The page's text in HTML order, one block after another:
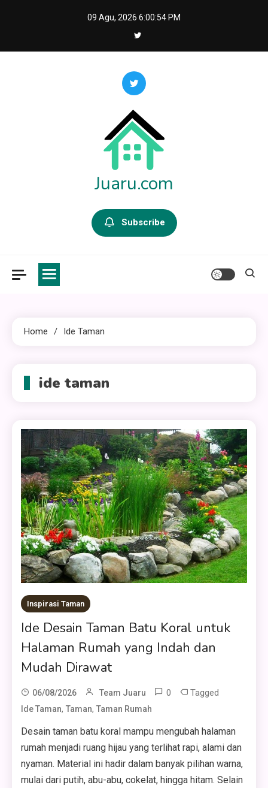
09 Agu, 2026 6:00:55 PM
Juaru.com
Subscribe
Home Ide Taman
ide taman
Inspirasi Taman
Ide Desain Taman Batu Koral untuk
Halaman Rumah yang Indah dan
Mudah Dirawat
06/08/2026 Team Juaru 0 Tagged
Ide Taman,Taman,Taman Rumah
Desain taman batu koral mampu mengubah halaman
rumah menjadi ruang hijau yang terlihat rapi, alami dan
nyaman. Material ini hadir dalam banyak pilihan warna,
mulai dari putih, abu-abu, cokelat, hingga hitam. Selain